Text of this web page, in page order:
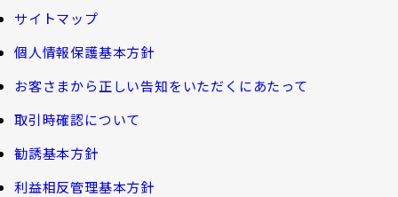
保険料の払込み・貸付金のご返済
マイナンバーカードによるお手続き
その他のお手続き
ご契約者さま向けサービス
生命保険について知る
大樹あんしんナビゲーター
福利厚生制度関連
福利厚生制度等
ガイドブック「団体保険における保険金・給付金
のご請求手続きとお支払いについて」
大樹 企業保険ダイレクトシステム（団体保険の
各種照会・お手続きサービス）
大樹生命ブログ
お金について知る
公的保障試算ツール
相続税シミュレーション
教育費シミュレーター
大樹生命について トップ
トップメッセージ
会社情報
業績案内
サイトマップ
個人情報保護基本方針
お客さまから正しい告知をいただくにあたって
取引時確認について
勧誘基本方針
利益相反管理基本方針